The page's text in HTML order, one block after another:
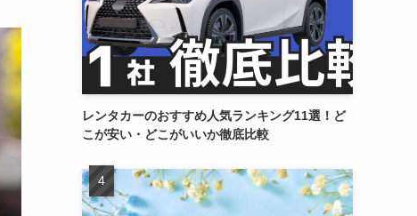
レンタカーのおすすめ人気ランキング11選！ど
こが安い・どこがいいか徹底比較